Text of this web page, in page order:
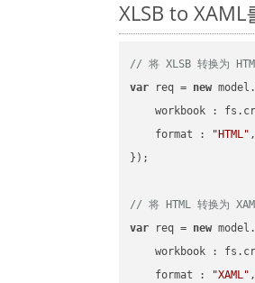
XLSB to
// 将 XLSB 转换为
var req = new
workbook :
format : "HTML" ,
});
// 将 HTML 转换为
var req = new
workbook :
format : "XAML" ,